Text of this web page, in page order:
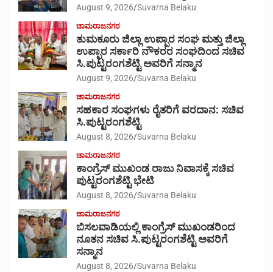
August 9, 2026 Suvarna Belaku
ಚಾಮರಾಜನಗರ
ತುಮಕೂರು ಜಿಲ್ಲಾ ಉಪ್ಪಾರ ಸಂಘ ಮತ್ತು ಜಿಲ್ಲಾ
ಉಪ್ಪಾರ ಸರ್ಕಾರಿ ನೌಕರರ ಸಂಘದಿಂದ ಸಚಿವ
ಸಿ.ಪುಟ್ಟರಂಗಶೆಟ್ಟಿ ಅವರಿಗೆ ಸನ್ಮಾನ
August 9, 2026 Suvarna Belaku
ಚಾಮರಾಜನಗರ
ಸಹಕಾರ ಸಂಘಗಳು ರೈತರಿಗೆ ವರದಾನ: ಸಚಿವ
ಸಿ.ಪುಟ್ಟರಂಗಶೆಟ್ಟಿ
August 8, 2026 Suvarna Belaku
ಚಾಮರಾಜನಗರ
ಕಾಂಗ್ರೆಸ್ ಮುಖಂಡ ರಾಜು ನಿವಾಸಕ್ಕೆ ಸಚಿವ
ಪುಟ್ಟರಂಗಶೆಟ್ಟಿ ಭೇಟಿ
August 8, 2026 Suvarna Belaku
ಚಾಮರಾಜನಗರ
ಬಿಸಲವಾಡಿಯಲ್ಲಿ ಕಾಂಗ್ರೆಸ್ ಮುಖಂಡರಿಂದ
ನೂತನ ಸಚಿವ ಸಿ.ಪುಟ್ಟರಂಗಶೆಟ್ಟಿ ಅವರಿಗೆ
ಸನ್ಮಾನ
August 8, 2026 Suvarna Belaku